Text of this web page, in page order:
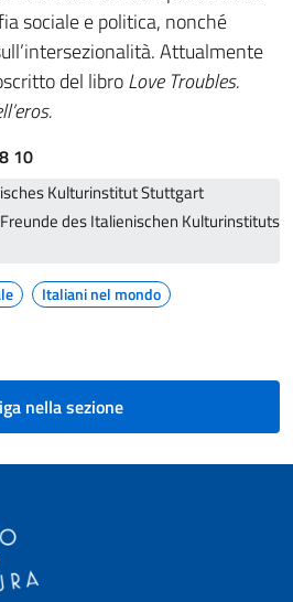
sociale e politica, nonché
Attualmente
del libroLove Troubles.
10
Kulturinstitut Stuttgart
Freunde des Italienischen Kulturinstituts
Italiani nel mondo
nella sezione